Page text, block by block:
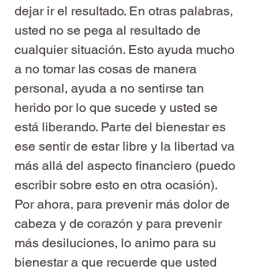
dejar ir el resultado. En otras palabras,
usted no se pega al resultado de
cualquier situación. Esto ayuda mucho
a no tomar las cosas de manera
personal, ayuda a no sentirse tan
herido por lo que sucede y usted se
está liberando. Parte del bienestar es
ese sentir de estar libre y la libertad va
más allá del aspecto financiero (puedo
escribir sobre esto en otra ocasión).
Por ahora, para prevenir más dolor de
cabeza y de corazón y para prevenir
más desiluciones, lo animo para su
bienestar a que recuerde que usted